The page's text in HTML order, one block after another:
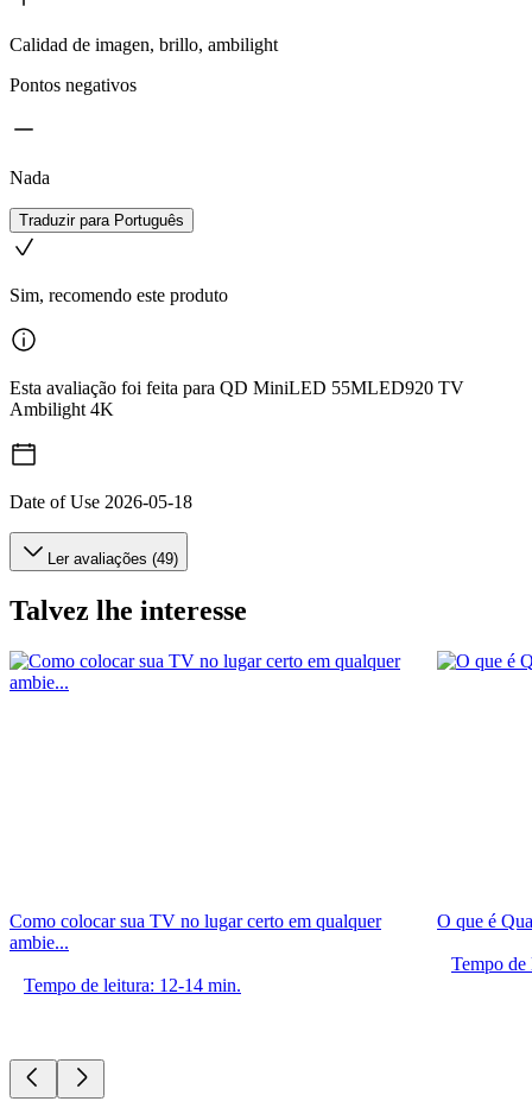
Calidad de imagen, brillo, ambilight
Pontos negativos
Nada
Traduzir para Português
Sim, recomendo este produto
Esta avaliação foi feita para QD MiniLED 55MLED920 TV
Ambilight 4K
Date of Use 2026-05-18
Ler avaliações (49)
Talvez lhe interesse
Como colocar sua TV no lugar certo em qualquer
ambie...
Tempo de leitura: 12-14 min.
O que é
Tempo